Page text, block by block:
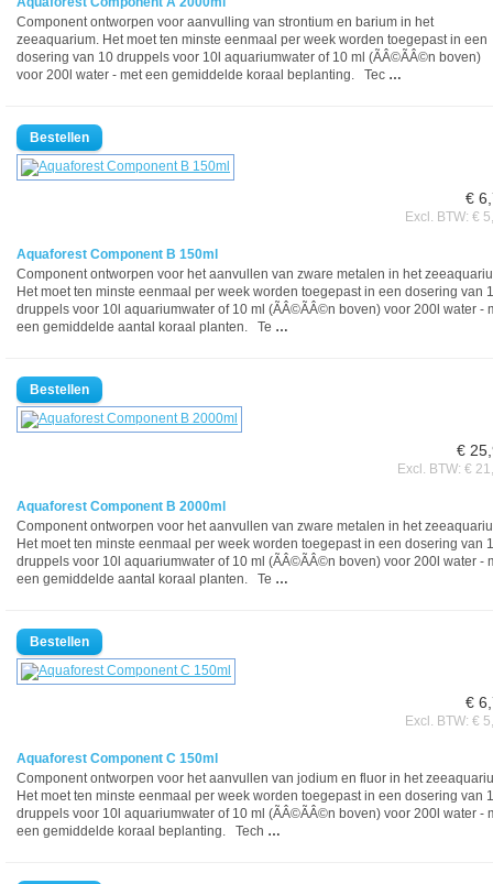
Component ontworpen voor aanvulling van strontium en barium in het
zeeaquarium. Het moet ten minste eenmaal per week worden toegepast in een
dosering van 10 druppels voor 10l aquariumwater of 10 ml (ÃÂ©ÃÂ©n boven)
voor 200l water - met een gemiddelde koraal beplanting. Tec …
€
Excl. BTW: €
Aquaforest Component B 150ml
Component ontworpen voor het aanvullen van zware metalen in het
Het moet ten minste eenmaal per week worden toegepast in een dosering van
druppels voor 10l aquariumwater of 10 ml (ÃÂ©ÃÂ©n boven) voor 200l water -
een gemiddelde aantal koraal planten. Te …
€
Excl. BTW: €
Aquaforest Component B 2000ml
Component ontworpen voor het aanvullen van zware metalen in het
Het moet ten minste eenmaal per week worden toegepast in een dosering van
druppels voor 10l aquariumwater of 10 ml (ÃÂ©ÃÂ©n boven) voor 200l water -
een gemiddelde aantal koraal planten. Te …
€
Excl. BTW: €
Aquaforest Component C 150ml
Component ontworpen voor het aanvullen van jodium en fluor in het
Het moet ten minste eenmaal per week worden toegepast in een dosering van
druppels voor 10l aquariumwater of 10 ml (ÃÂ©ÃÂ©n boven) voor 200l water -
een gemiddelde koraal beplanting. Tech …